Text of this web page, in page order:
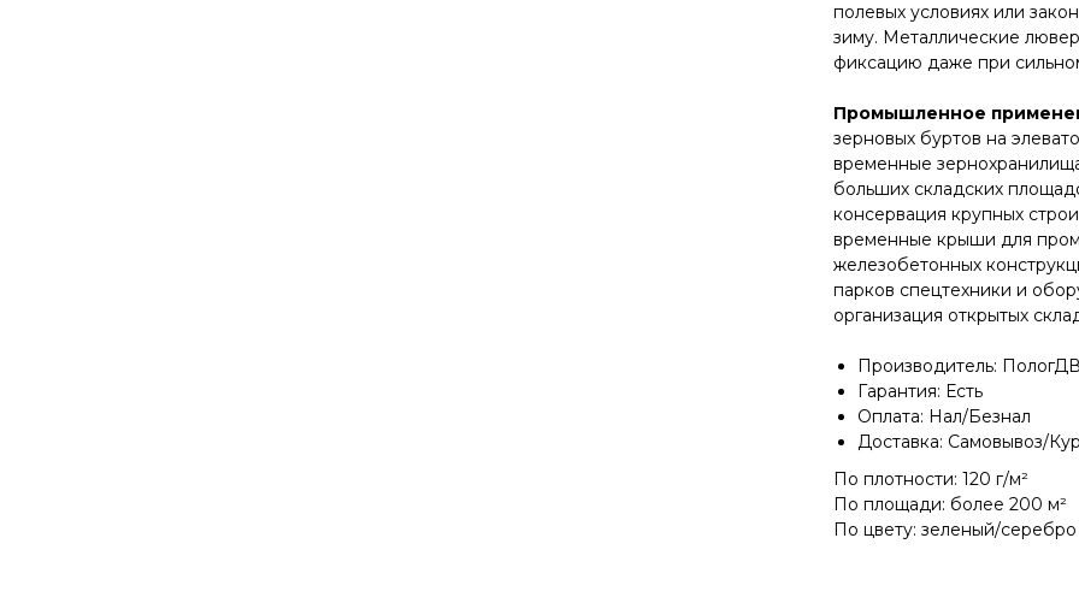
полевых условиях или
зиму. Металлические
фиксацию даже при
Промышленное
зерновых буртов на
временные
больших складских
консервация крупных
временные крыши для
железобетонных
парков спецтехники и
организация открытых
Производитель:
Гарантия: Есть
Оплата: Нал/Безнал
Доставка: Самовывоз/
По плотности: 120 г/м²
По площади: более 200 м²
По цвету: зеленый/серебро